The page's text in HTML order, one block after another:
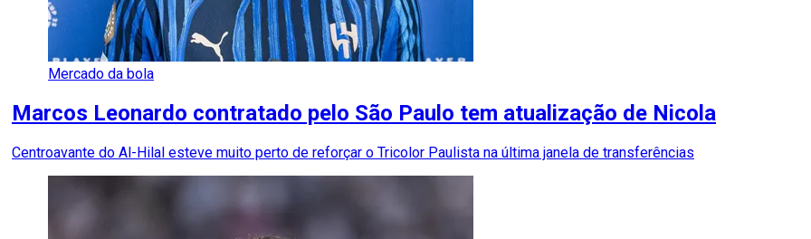
Mercado da bola
Marcos Leonardo contratado pelo São Paulo tem atualização de Nicola
Centroavante do Al-Hilal esteve muito perto de reforçar o Tricolor Paulista na última janela de transferências